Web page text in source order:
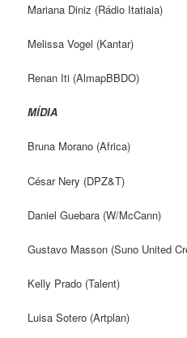
Mariana Diniz (Rádio Itatiaia)
Melissa Vogel (Kantar)
Renan Iti (AlmapBBDO)
MÍDIA
Bruna Morano (Africa)
César Nery (DPZ&T)
Daniel Guebara (W/McCann)
Gustavo Masson (Suno United
Kelly Prado (Talent)
Luisa Sotero (Artplan)